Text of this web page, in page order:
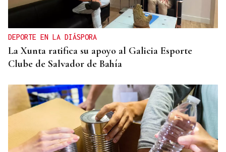
DEPORTE EN LA DIÁSPORA
La Xunta ratifica su apoyo al Galicia Esporte
Clube de Salvador de Bahía